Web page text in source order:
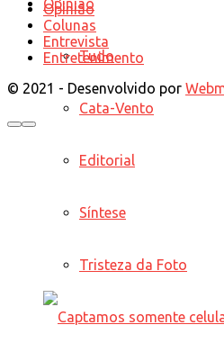
Opinião
Tudo
Cata-Vento
Editorial
Síntese
Tristeza da Foto
Opinião
Colunas
Entrevista
Entretenimento
© 2021 - Desenvolvido por